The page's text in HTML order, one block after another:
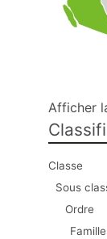
Afficher
Classe
Sous
Ordre
Famille